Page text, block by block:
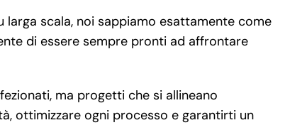
scala, noi sappiamo esattamente come
di essere sempre pronti ad affrontare
ma progetti che si allineano
ottimizzare ogni processo e garantirti un